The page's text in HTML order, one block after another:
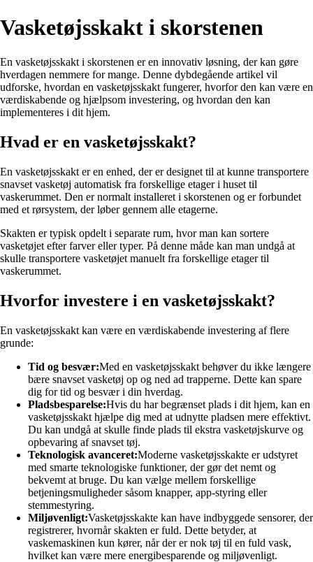
Vasketøjsskakt i skorstenen
En vasketøjsskakt i skorstenen er en innovativ løsning, der kan gøre
hverdagen nemmere for mange. Denne dybdegående artikel vil
udforske, hvordan en vasketøjsskakt fungerer, hvorfor den kan være en
værdiskabende og hjælpsom investering, og hvordan den kan
implementeres i dit hjem.
Hvad er en vasketøjsskakt?
En vasketøjsskakt er en enhed, der er designet til at kunne transportere
snavset vasketøj automatisk fra forskellige etager i huset til
vaskerummet. Den er normalt installeret i skorstenen og er forbundet
med et rørsystem, der løber gennem alle etagerne.
Skakten er typisk opdelt i separate rum, hvor man kan sortere
vasketøjet efter farver eller typer. På denne måde kan man undgå at
skulle transportere vasketøjet manuelt fra forskellige etager til
vaskerummet.
Hvorfor investere i en vasketøjsskakt?
En vasketøjsskakt kan være en værdiskabende investering af flere
grunde:
Tid og besvær:Med en vasketøjsskakt behøver du ikke længere
bære snavset vasketøj op og ned ad trapperne. Dette kan spare
dig for tid og besvær i din hverdag.
Pladsbesparelse:Hvis du har begrænset plads i dit hjem, kan en
vasketøjsskakt hjælpe dig med at udnytte pladsen mere effektivt.
Du kan undgå at skulle finde plads til ekstra vasketøjskurve og
opbevaring af snavset tøj.
Teknologisk avanceret:Moderne vasketøjsskakte er udstyret
med smarte teknologiske funktioner, der gør det nemt og
bekvemt at bruge. Du kan vælge mellem forskellige
betjeningsmuligheder såsom knapper, app-styring eller
stemmestyring.
Miljøvenligt:Vasketøjsskakte kan have indbyggede sensorer, der
registrerer, hvornår skakten er fuld. Dette betyder, at
vaskemaskinen kun kører, når der er nok tøj til en fuld vask,
hvilket kan være mere energibesparende og miljøvenligt.